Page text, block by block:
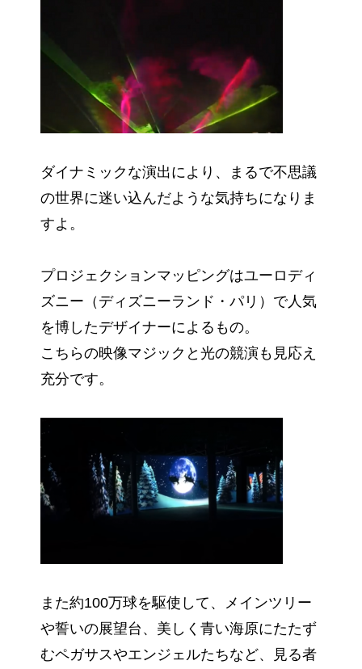
ダイナミックな演出により、まるで不思議
の世界に迷い込んだような気持ちになりま
すよ。
プロジェクションマッピングはユーロディ
ズニー（ディズニーランド・パリ）で人気
を博したデザイナーによるもの。
こちらの映像マジックと光の競演も見応え
充分です。
また約100万球を駆使して、メインツリー
や誓いの展望台、美しく青い海原にたたず
むペガサスやエンジェルたちなど、見る者